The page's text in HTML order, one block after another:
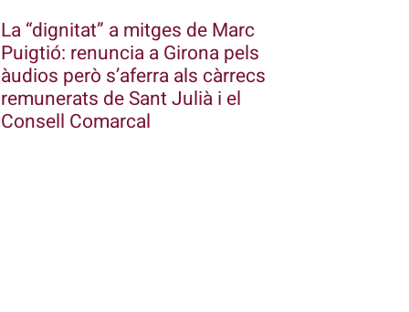
La “dignitat” a mitges de Marc
Puigtió: renuncia a Girona pels
àudios però s’aferra als càrrecs
remunerats de Sant Julià i el
Consell Comarcal